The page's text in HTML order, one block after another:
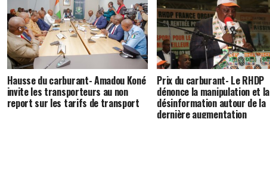
Hausse du carburant- Amadou Koné
invite les transporteurs au non
report sur les tarifs de transport
Prix du carburant- Le RHDP
dénonce la manipulation et la
désinformation autour de la
dernière augmentation